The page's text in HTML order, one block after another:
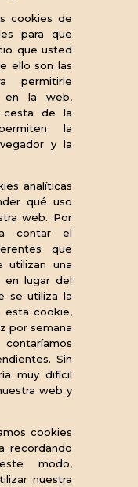
cookies de
para que
que usted
ello son las
permitirle
en la web,
cesta de la
la
y la
analíticas
qué uso
web. Por
contar el
que
utilizan una
en lugar del
se utiliza la
esta cookie,
por semana
Sin
muy difícil
web y
cookies
recordando
modo,
nuestra